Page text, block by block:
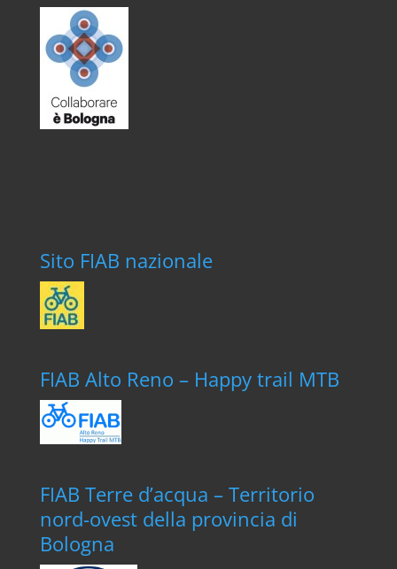
Sito FIAB nazionale
FIAB Alto Reno – Happy trail MTB
FIAB Terre d’acqua – Territorio
nord-ovest della provincia di
Bologna